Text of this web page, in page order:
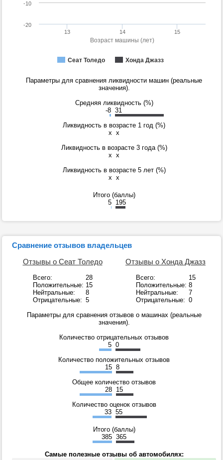
Возраст машины (лет)
Сеат Толедо Хонда Джазз
13 14 15
-20
-10
Параметры для сравнения ликвидности машин (реальные
значения).
Средняя ликвидность (%)
-8 31
Ликвидность в возрасте 1 год (%)
x x
Ликвидность в возрасте 3 года (%)
x x
Ликвидность в возрасте 5 лет (%)
x x
Итого (баллы)
5 195
Сравнение отзывов владельцев
Отзывы о Сеат Толедо
Всего:
28
Положительные: 15
Нейтральные:
8
Отрицательные: 5
Отзывы о Хонда Джазз
Всего:
15
Положительные: 8
Нейтральные:
7
Отрицательные: 0
Параметры для сравнения отзывов о машинах (реальные
значения).
Количество отрицательных отзывов
5 0
Количество положительных отзывов
15 8
Общее количество отзывов
28 15
Количество оценок отзывов
33 55
Итого (баллы)
385 365
Самые полезные отзывы об автомобилях: